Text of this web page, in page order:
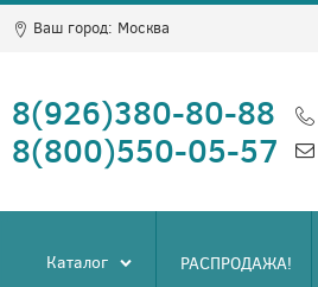
Ваш город: Москва
8(926)380-80-88
8(800)550-05-57
Каталог РАСПРОДАЖА!